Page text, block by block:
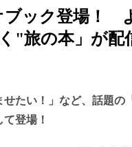
ブック登場！
"旅の本」が配
たい！」など、話題の
登場！